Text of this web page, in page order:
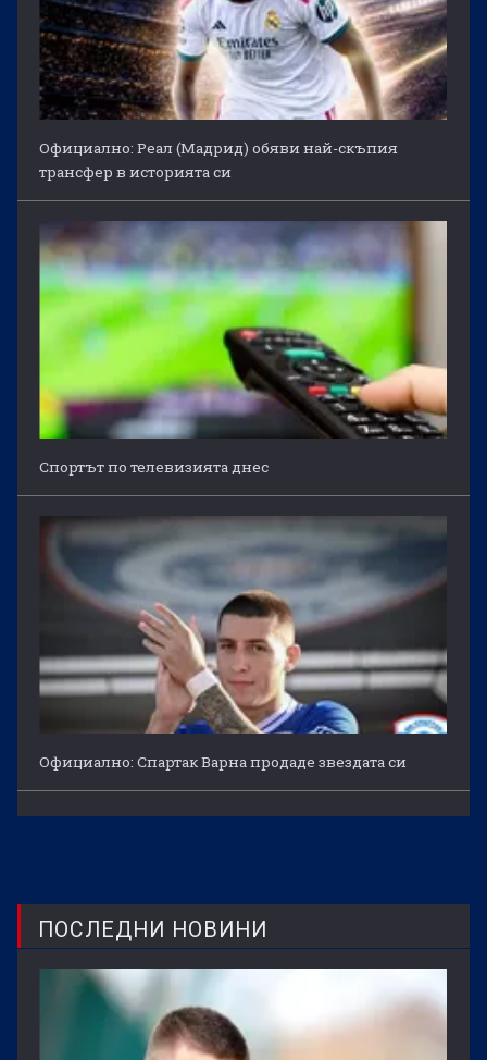
Официално: Реал (Мадрид) обяви най-скъпия
трансфер в историята си
Спортът по телевизията днес
Официално: Спартак Варна продаде звездата си
ПОСЛЕДНИ НОВИНИ